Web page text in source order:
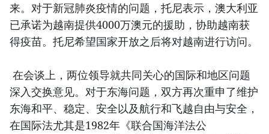
来。对于新冠肺炎疫情的问题，托尼表示，澳大利亚
已承诺为越南提供4000万澳元的援助，协助越南获
得疫苗。托尼希望国家开放之后将对越南进行访问。
在会谈上，两位领导就共同关心的国际和地区问题
深入交换意见。对于东海问题，双方再次重申了维护
东海和平、稳定、安全以及航行和飞越自由与安全，
在国际法尤其是1982年《联合国海洋法公